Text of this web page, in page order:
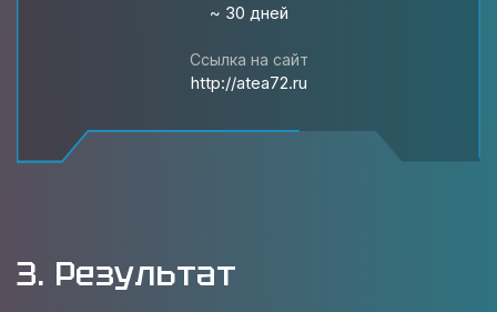
~ 30 дней
Ссылка на сайт
http://atea72.ru
3. Результат